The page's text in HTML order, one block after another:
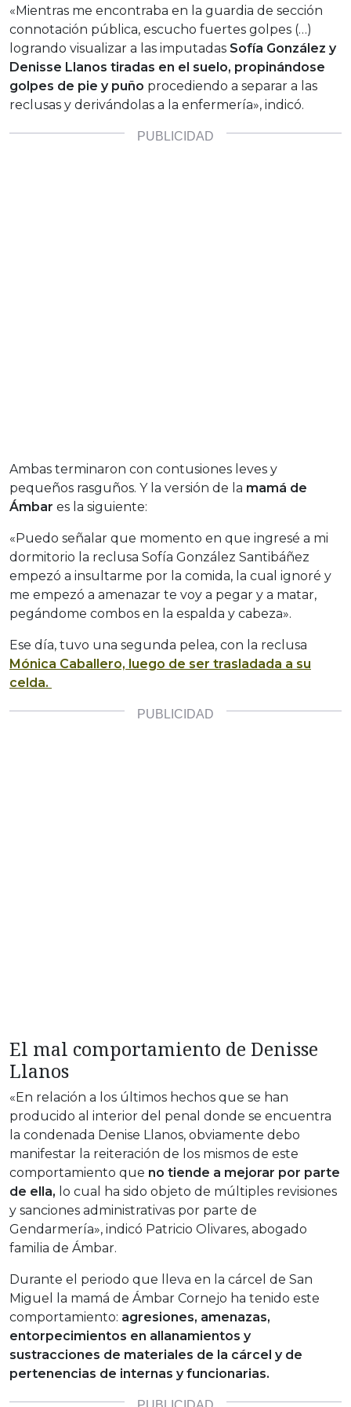
«Mientras me encontraba en la guardia de sección
connotación pública, escucho fuertes golpes (…)
logrando visualizar a las imputadas Sofía González y
Denisse Llanos tiradas en el suelo, propinándose
golpes de pie y puño procediendo a separar a las
reclusas y derivándolas a la enfermería», indicó.
Ambas terminaron con contusiones leves y
pequeños rasguños. Y la versión de la mamá de
Ámbar es la siguiente:
«Puedo señalar que momento en que ingresé a mi
dormitorio la reclusa Sofía González Santibáñez
empezó a insultarme por la comida, la cual ignoré y
me empezó a amenazar te voy a pegar y a matar,
pegándome combos en la espalda y cabeza».
Ese día, tuvo una segunda pelea, con la reclusa
Mónica Caballero, luego de ser trasladada a su
celda.
El mal comportamiento de Denisse
Llanos
«En relación a los últimos hechos que se han
producido al interior del penal donde se encuentra
la condenada Denise Llanos, obviamente debo
manifestar la reiteración de los mismos de este
comportamiento que no tiende a mejorar por parte
de ella, lo cual ha sido objeto de múltiples revisiones
y sanciones administrativas por parte de
Gendarmería», indicó Patricio Olivares, abogado
familia de Ámbar.
Durante el periodo que lleva en la cárcel de San
Miguel la mamá de Ámbar Cornejo ha tenido este
comportamiento: agresiones, amenazas,
entorpecimientos en allanamientos y
sustracciones de materiales de la cárcel y de
pertenencias de internas y funcionarias.